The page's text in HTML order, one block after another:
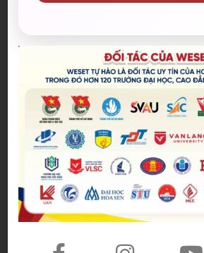
lại thời kỳ
04/08/
The Odyssey lập
thu mở màn
22/07/2026
WE SHARE: Ước
góc học tập nhỏ
Nguyễn Thảo